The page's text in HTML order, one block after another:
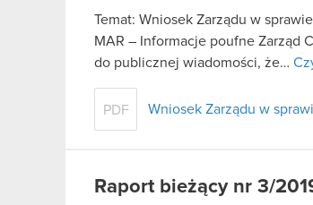
Temat: Wniosek Zarządu w
MAR – Informacje poufne Zarząd
do publicznej wiadomości, że…
PDF Wniosek Zarządu w
Raport bieżący nr 3/